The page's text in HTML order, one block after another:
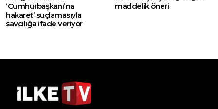
‘Cumhurbaşkanı’na
hakaret’ suçlamasıyla
savcılığa ifade veriyor
maddelik öneri